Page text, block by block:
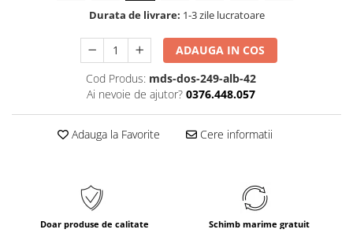
Durata de livrare: 1-3 zile lucratoare
ADAUGA IN COS
Cod Produs: mds-dos-249-alb-42
Ai nevoie de ajutor? 0376.448.057
Adauga la Favorite Cere informatii
Doar produse de calitate Schimb marime gratuit